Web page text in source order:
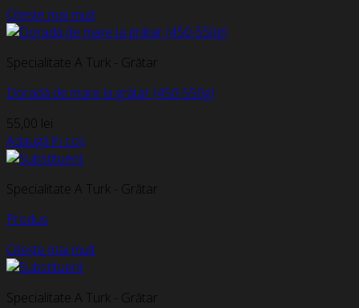
Citește mai mult
Specialitate A Turk - Grătar
Doradă de mare la grătar (450-550g)
55,00 lei
Adaugă în coș
Specialitate A Turk - Grătar
Produs
Citește mai mult
Specialitate A Turk - Grătar